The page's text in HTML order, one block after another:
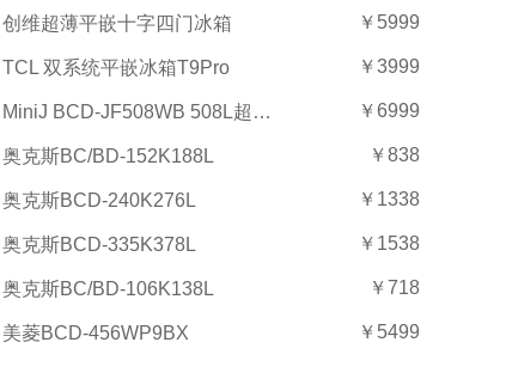
创维超薄平嵌十字四门冰箱 ￥5999
TCL 双系统平嵌冰箱T9Pro ￥3999
MiniJ BCD-JF508WB 508L超薄Plus ￥6999
奥克斯BC/BD-152K188L ￥838
奥克斯BCD-240K276L ￥1338
奥克斯BCD-335K378L ￥1538
奥克斯BC/BD-106K138L ￥718
美菱BCD-456WP9BX ￥5499